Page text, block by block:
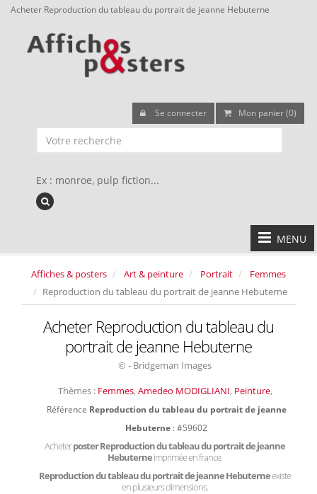
Acheter Reproduction du tableau du portrait de jeanne Hebuterne
Se connecter Mon panier (0)
Ex : monroe, pulp fiction...
MENU
Affiches & posters Art & peinture Portrait
Femmes
Reproduction du tableau du portrait de jeanne Hebuterne
Acheter Reproduction du tableau du
portrait de jeanne Hebuterne
© - Bridgeman Images
Thèmes : Femmes, Amedeo MODIGLIANI, Peinture,
Référence Reproduction du tableau du portrait de jeanne
Hebuterne : #59602
Acheterposter Reproduction du tableau du portrait de jeanne
Hebuterneimprimée en france.
Reproduction du tableau du portrait de jeanne Hebuterneexiste
en plusieurs dimensions.